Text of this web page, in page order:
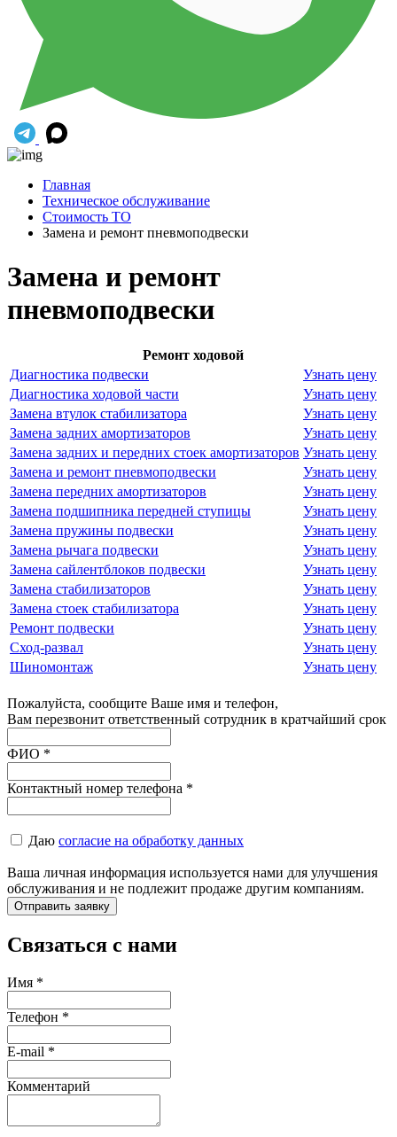
Главная
Техническое обслуживание
Стоимость ТО
Замена и ремонт пневмоподвески
Замена и ремонт
пневмоподвески
Ремонт ходовой
Диагностика подвески
Узнать цену
Диагностика ходовой части
Узнать цену
Замена втулок стабилизатора
Узнать цену
Замена задних амортизаторов
Узнать цену
Замена задних и передних стоек амортизаторов Узнать цену
Замена и ремонт пневмоподвески
Узнать цену
Замена передних амортизаторов
Узнать цену
Замена подшипника передней ступицы
Узнать цену
Замена пружины подвески
Узнать цену
Замена рычага подвески
Узнать цену
Замена сайлентблоков подвески
Узнать цену
Замена стабилизаторов
Узнать цену
Замена стоек стабилизатора
Узнать цену
Ремонт подвески
Узнать цену
Сход-развал
Узнать цену
Шиномонтаж
Узнать цену
Пожалуйста, сообщите Ваше имя и телефон,
Вам перезвонит ответственный сотрудник в кратчайший срок
ФИО *
Контактный номер телефона *
Даю согласие на обработку данных
Ваша личная информация используется нами для улучшения
обслуживания и не подлежит продаже другим компаниям.
Связаться с нами
Имя *
Телефон *
E-mail *
Комментарий